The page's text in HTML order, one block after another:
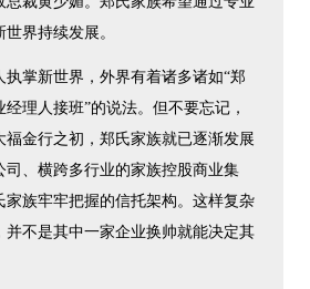
界持续发展。
掌新世界，外界有着诸多诸如“郑
理人接班”的说法。但不要忘记，
福金行之初，郑氏家族就已逐渐发展
司、横跨多行业的家族控股商业集
家族牢牢把握的信托架构。这样复杂
并不是其中一家企业换帅就能决定其